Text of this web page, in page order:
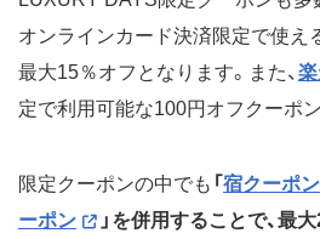
4月19日20時〜4月
オンラインカード決済限定で使え
最大15％オフとなります。また、
定で利用可能な100円オフクーポ
限定クーポンの中でも 「宿クーポン
ーポン
」を併用することで、最